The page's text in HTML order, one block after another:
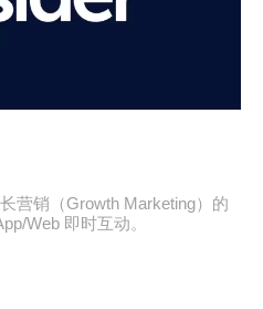
营销（Growth Marketing）的
Web 即时互动。